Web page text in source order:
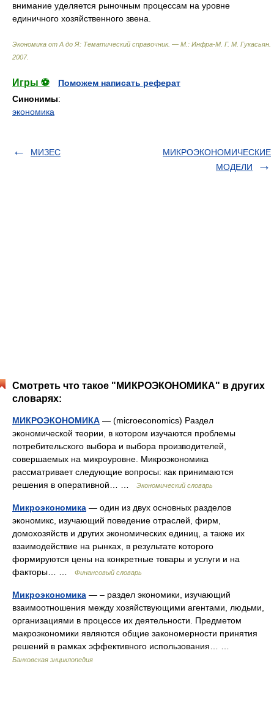
внимание уделяется рыночным процессам на уровне
единичного хозяйственного звена.
Экономика от А до Я: Тематический справочник. — М.: Инфра-М Г. М. Гукасьян
2007.
Игры ⚽
Поможем написать реферат
Синонимы:
экономика
МИЗЕС
МИКРОЭКОНОМИЧЕСКИЕ
МОДЕЛИ
Смотреть что такое "МИКРОЭКОНОМИКА" в других
словарях:
МИКРОЭКОНОМИКА — (microeconomics) Раздел
экономической теории, в котором изучаются проблемы
потребительского выбора и выбора производителей,
совершаемых на микроуровне. Микроэкономика
рассматривает следующие вопросы: как принимаются
решения в оперативной… …
Экономический словарь
Микроэкономика — один из двух основных разделов
экономикс, изучающий поведение отраслей, фирм,
домохозяйств и других экономических единиц, а также их
взаимодействие на рынках, в результате которого
формируются цены на конкретные товары и услуги и на
факторы… …
Финансовый словарь
Микроэкономика — – раздел экономики, изучающий
взаимоотношения между хозяйствующими агентами, людьми,
организациями в процессе их деятельности. Предметом
макроэкономики являются общие закономерности принятия
решений в рамках эффективного использования… …
Банковская энциклопедия